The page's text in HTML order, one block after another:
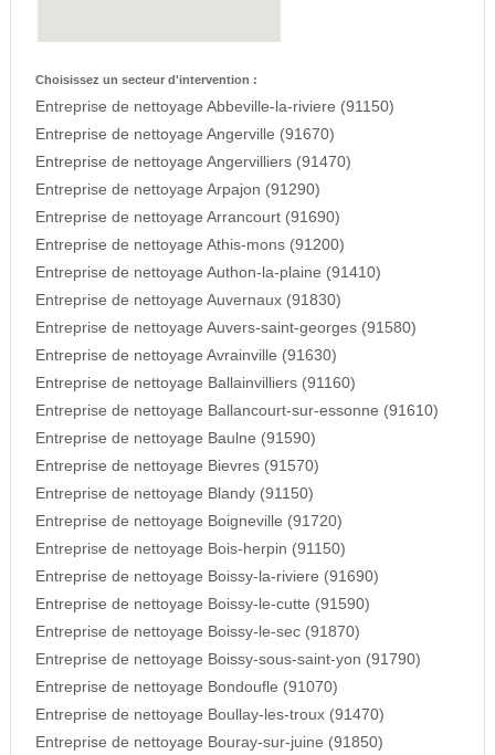
Choisissez un secteur d'intervention :
Entreprise de nettoyage Abbeville-la-riviere (91150)
Entreprise de nettoyage Angerville (91670)
Entreprise de nettoyage Angervilliers (91470)
Entreprise de nettoyage Arpajon (91290)
Entreprise de nettoyage Arrancourt (91690)
Entreprise de nettoyage Athis-mons (91200)
Entreprise de nettoyage Authon-la-plaine (91410)
Entreprise de nettoyage Auvernaux (91830)
Entreprise de nettoyage Auvers-saint-georges (91580)
Entreprise de nettoyage Avrainville (91630)
Entreprise de nettoyage Ballainvilliers (91160)
Entreprise de nettoyage Ballancourt-sur-essonne (91610)
Entreprise de nettoyage Baulne (91590)
Entreprise de nettoyage Bievres (91570)
Entreprise de nettoyage Blandy (91150)
Entreprise de nettoyage Boigneville (91720)
Entreprise de nettoyage Bois-herpin (91150)
Entreprise de nettoyage Boissy-la-riviere (91690)
Entreprise de nettoyage Boissy-le-cutte (91590)
Entreprise de nettoyage Boissy-le-sec (91870)
Entreprise de nettoyage Boissy-sous-saint-yon (91790)
Entreprise de nettoyage Bondoufle (91070)
Entreprise de nettoyage Boullay-les-troux (91470)
Entreprise de nettoyage Bouray-sur-juine (91850)